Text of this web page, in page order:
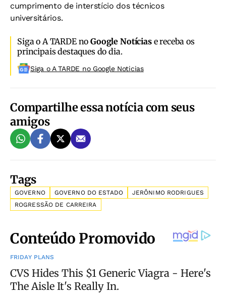
cumprimento de interstício dos técnicos
universitários.
Siga o A TARDE noGoogle Notíciase receba os
principais destaques do dia.
Siga o A TARDE no Google Noticias
Compartilhe essa notícia com seus
amigos
Tags
GOVERNO GOVERNO DO ESTADO
JERÔNIMO RODRIGUES
ROGRESSÃO DE CARREIRA